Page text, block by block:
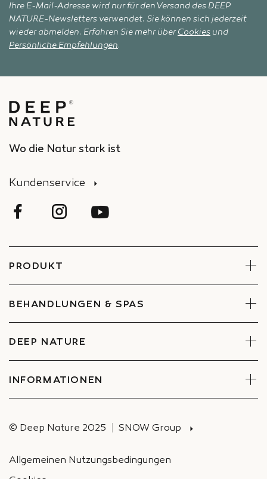
Ihre E-Mail-Adresse wird nur für den Versand des DEEP
NATURE-Newsletters verwendet. Sie können sich jederzeit
wieder abmelden. Erfahren Sie mehr überCookies und
Persönliche Empfehlungen.
Wo die Natur stark ist
Kundenservice
PRODUKT
Gesicht
Körper
Sets
BEHANDLUNGEN & SPAS
Behandlungen reservieren
Spa finden
DEEP NATURE
Engagements
Unternehmen und Betriebsrat
INFORMATIONEN
Versand
© Deep Nature 2025 SNOW Group
Allgemeinen Nutzungsbedingungen